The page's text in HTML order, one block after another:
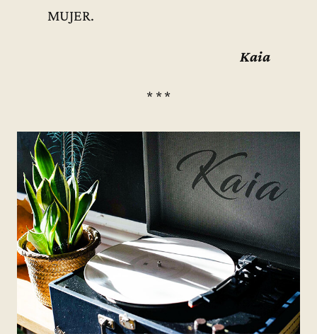
MUJER.
Kaia
* * *